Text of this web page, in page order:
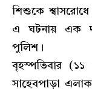
শিশুকে
এ ঘটনায় এক
পুলিশ।
বৃহস্পতিবার (১১
সাহেবপাড়া